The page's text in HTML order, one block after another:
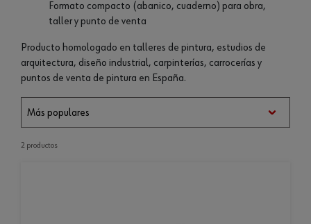
Formato compacto (abanico, cuaderno) para obra,
taller y punto de venta
Producto homologado en talleres de pintura, estudios de
arquitectura, diseño industrial, carpinterías, carrocerías y
puntos de venta de pintura en España.
2 productos